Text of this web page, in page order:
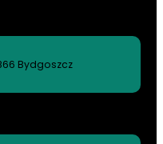
Bydgoszcz